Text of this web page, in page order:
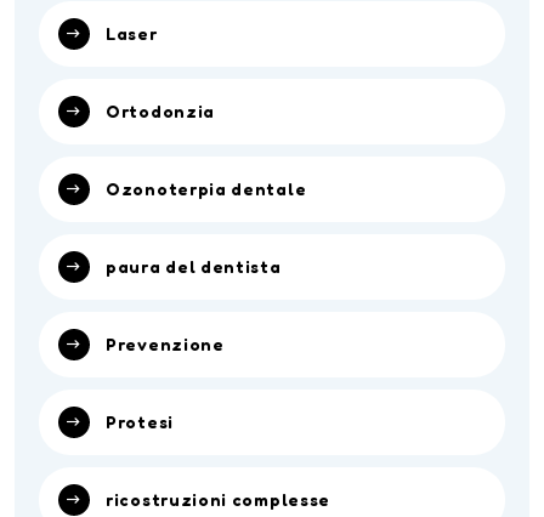
Laser
Ortodonzia
Ozonoterpia dentale
paura del dentista
Prevenzione
Protesi
ricostruzioni complesse